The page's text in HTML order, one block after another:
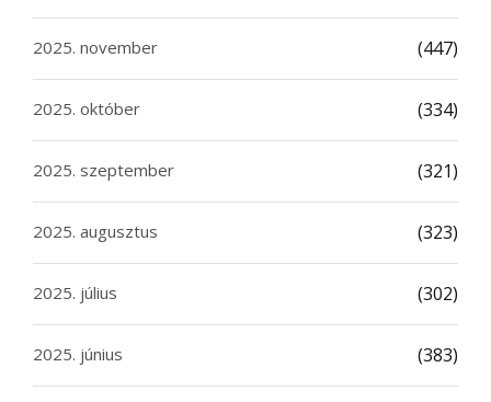
2025. november (447)
2025. október (334)
2025. szeptember (321)
2025. augusztus (323)
2025. július (302)
2025. június (383)